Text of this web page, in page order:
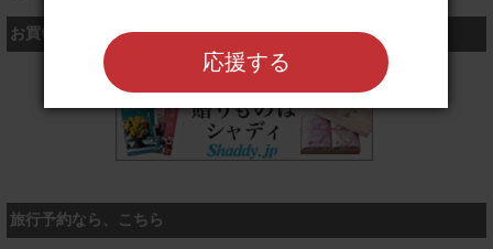
お買い物するなら、こちら
シャディ
旅行予約なら、こちら
応援する